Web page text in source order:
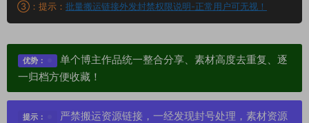
③：提示： 批量搬运链接外发封禁权限说明-正常用户可无视！
优势：
单个博主作品统一整合分享、素材高度去重复、逐
一归档方便收藏！
提示：
严禁搬运资源链接，一经发现封号处理，素材资源